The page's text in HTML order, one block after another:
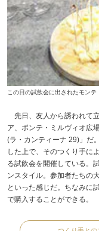
この日の試飲会に出されたモン
先日、友人から誘われて
ア、ポンテ・ミルヴィオ広
(ラ・カンティーナ 29)」だ
した上で、そのつくり手に
る試飲会を開催している。
ンスタイル。参加者たちの
といった感じだ。ちなみに
で購入することができる。